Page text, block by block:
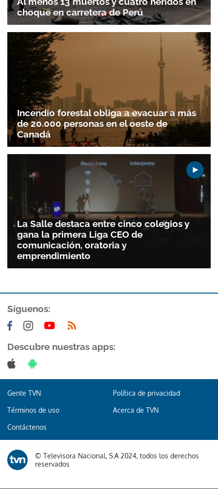
Gracias por suscribirte a nuestro boletín.
ACEPTAR
choque en carretera de Perú
Incendio forestal obliga a evacuar a más
de 20.000 personas en el oeste de
Canadá
La Salle destaca entre cinco colegios y
gana la primera Liga CEO de
comunicación, oratoria y
emprendimiento
Síguenos:
Descubre nuestras apps:
Gente TVN Política de privacidad
Términos de uso Acerca de TVN
Contáctenos
© Televisora Nacional, S.A 2024, todos los derechos
reservados